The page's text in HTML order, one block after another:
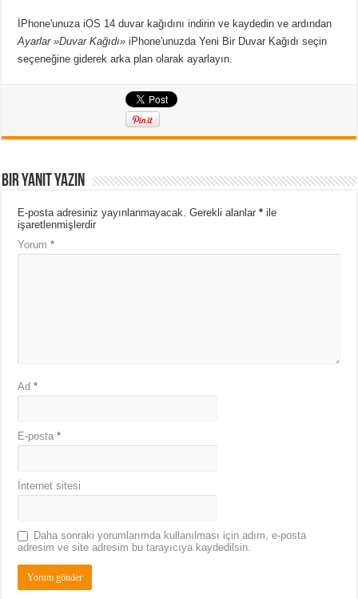
İPhone'unuza iOS 14 duvar kağıdını indirin ve kaydedin ve ardından
Ayarlar »Duvar Kağıdı» iPhone'unuzda Yeni Bir Duvar Kağıdı seçin
seçeneğine giderek arka plan olarak ayarlayın.
Bir yanıt yazın
E-posta adresiniz yayınlanmayacak. Gerekli alanlar* ile
işaretlenmişlerdir
Yorum*
Ad*
E-posta*
İnternet sitesi
Daha sonraki yorumlarımda kullanılması için adım, e-posta
adresim ve site adresim bu tarayıcıya kaydedilsin.